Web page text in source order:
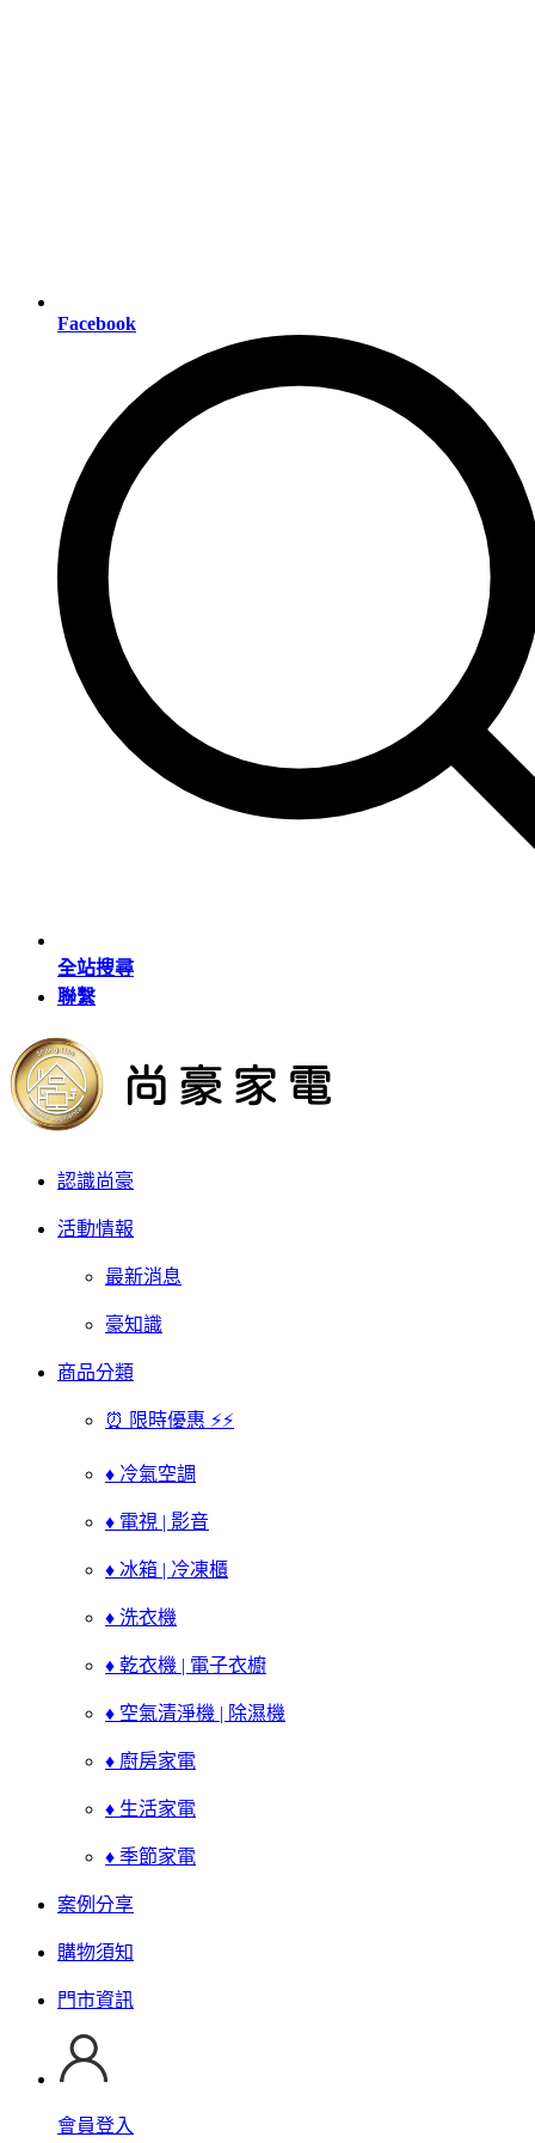
Facebook
全站搜尋
聯繫
認識尚豪
活動情報
最新消息
豪知識
商品分類
⏰ 限時優惠 ⚡⚡
♦ 冷氣空調
♦ 電視 | 影音
♦ 冰箱 | 冷凍櫃
♦ 洗衣機
♦ 乾衣機 | 電子衣櫥
♦ 空氣清淨機 | 除濕機
♦ 廚房家電
♦ 生活家電
♦ 季節家電
案例分享
購物須知
門市資訊
會員登入